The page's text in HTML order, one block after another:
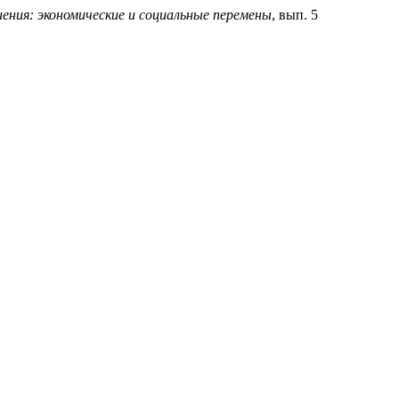
экономические и социальные перемены, вып. 5